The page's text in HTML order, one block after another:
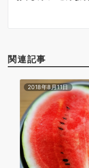
ン
関連記事
2018年8月11日